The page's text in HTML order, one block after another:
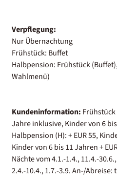
Verpflegung:
Nur Übernachtung
Frühstück: Buffet
Halbpension: Frühstück
Wahlmenü)
Kundeninformation: Frühstück
Jahre inklusive, Kinder von 6 bis
Halbpension (H): + EUR 55,
Kinder von 6 bis 11 Jahren +
Nächte vom 4.1.-1.4., 11.4.-
2.4.-10.4., 1.7.-3.9. An-/Abreise: